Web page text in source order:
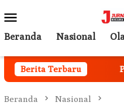
ke
kontenMobile
Beranda Nasional
Berita Terbaru
Mulai Berjalan
Beranda Nasional